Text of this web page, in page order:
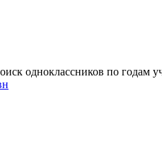
одноклассников по годам